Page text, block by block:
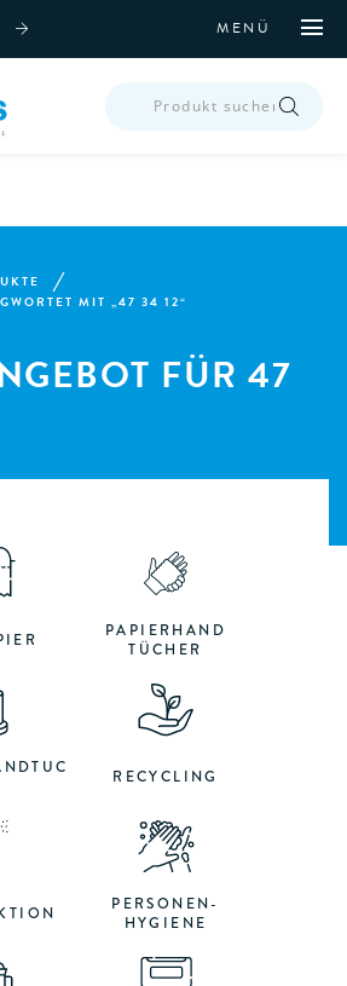
MENÜ
SEARCH
MIT „47 34 12“
FÜR 47
PAPIERHAND
TÜCHER
RECYCLING
PERSONEN-
HYGIENE